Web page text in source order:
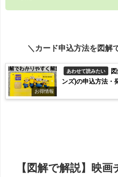
＼カード申込方法を図解
お得情報
あわせて読みたい
ンズ)の申込方法・
【図解で解説】映